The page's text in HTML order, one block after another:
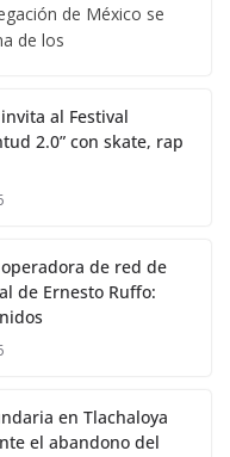
de México se
de los
al Festival
2.0” con skate, rap
de red de
de Ernesto Ruffo:
en Tlachaloya
el abandono del